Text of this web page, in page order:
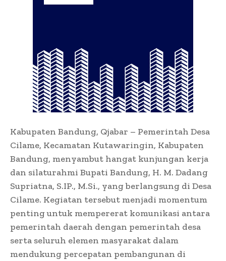
Kabupaten Bandung, Qjabar – Pemerintah Desa
Cilame, Kecamatan Kutawaringin, Kabupaten
Bandung, menyambut hangat kunjungan kerja
dan silaturahmi Bupati Bandung, H. M. Dadang
Supriatna, S.IP., M.Si., yang berlangsung di Desa
Cilame. Kegiatan tersebut menjadi momentum
penting untuk mempererat komunikasi antara
pemerintah daerah dengan pemerintah desa
serta seluruh elemen masyarakat dalam
mendukung percepatan pembangunan di